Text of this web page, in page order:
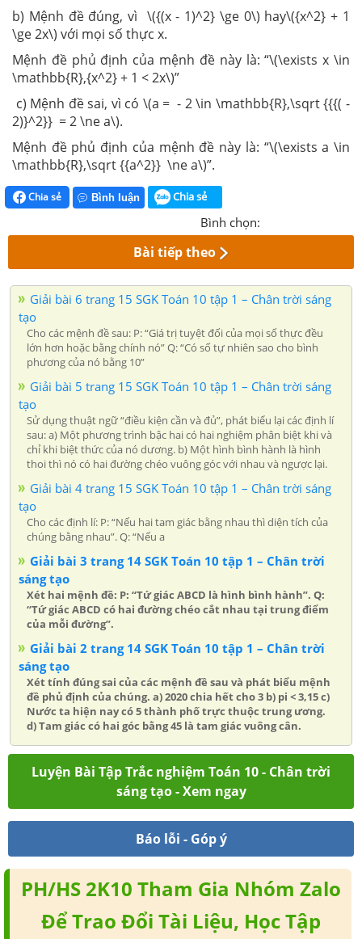
b) Mệnh đề đúng, vì \({(x - 1)^2} \ge 0\) hay\({x^2} + 1
\ge 2x\) với mọi số thực x.
Mệnh đề phủ định của mệnh đề này là: “\(\exists x \in
\mathbb{R},{x^2} + 1 < 2x\)”
c) Mệnh đề sai, vì có \(a = - 2 \in \mathbb{R},\sqrt {{{( -
2)}^2}} = 2 \ne a\).
Mệnh đề phủ định của mệnh đề này là: “\(\exists a \in
\mathbb{R},\sqrt {{a^2}} \ne a\)”.
Chia sẻ Bình luận Chia sẻ
Bình chọn:
Bài tiếp theo
Giải bài 6 trang 15 SGK Toán 10 tập 1 – Chân trời sáng
tạo
Cho các mệnh đề sau: P: “Giá trị tuyệt đối của mọi số thực đều
lớn hơn hoặc bằng chính nó” Q: “Có số tự nhiên sao cho bình
phương của nó bằng 10”
Giải bài 5 trang 15 SGK Toán 10 tập 1 – Chân trời sáng
tạo
Sử dụng thuật ngữ “điều kiện cần và đủ”, phát biểu lại các định lí
sau: a) Một phương trình bậc hai có hai nghiệm phân biệt khi và
chỉ khi biệt thức của nó dương. b) Một hình bình hành là hình
thoi thì nó có hai đường chéo vuông góc với nhau và ngược lại.
Giải bài 4 trang 15 SGK Toán 10 tập 1 – Chân trời sáng
tạo
Cho các định lí: P: “Nếu hai tam giác bằng nhau thì diện tích của
chúng bằng nhau”. Q: “Nếu a
Giải bài 3 trang 14 SGK Toán 10 tập 1 – Chân trời
sáng tạo
Xét hai mệnh đề: P: “Tứ giác ABCD là hình bình hành”. Q:
“Tứ giác ABCD có hai đường chéo cắt nhau tại trung điểm
của mỗi đường”.
Giải bài 2 trang 14 SGK Toán 10 tập 1 – Chân trời
sáng tạo
Xét tính đúng sai của các mệnh đề sau và phát biểu mệnh
đề phủ định của chúng. a) 2020 chia hết cho 3 b) pi < 3,15 c)
Nước ta hiện nay có 5 thành phố trực thuộc trung ương.
d) Tam giác có hai góc bằng 45 là tam giác vuông cân.
Luyện Bài Tập Trắc nghiệm Toán 10 - Chân trời
sáng tạo - Xem ngay
Báo lỗi - Góp ý
PH/HS 2K10 Tham Gia Nhóm Zalo
Để Trao Đổi Tài Liệu, Học Tập